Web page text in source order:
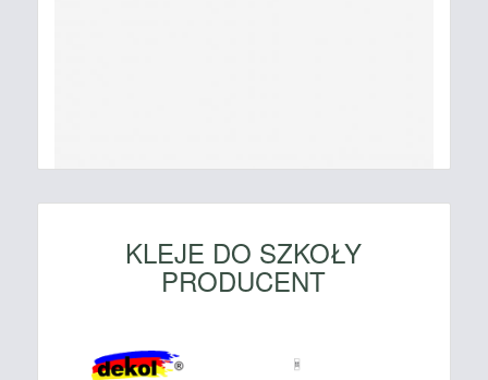
KLEJE DO SZKOŁY
PRODUCENT